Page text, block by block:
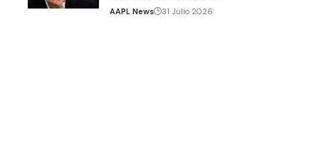
AAPL News 31 Julio 2026